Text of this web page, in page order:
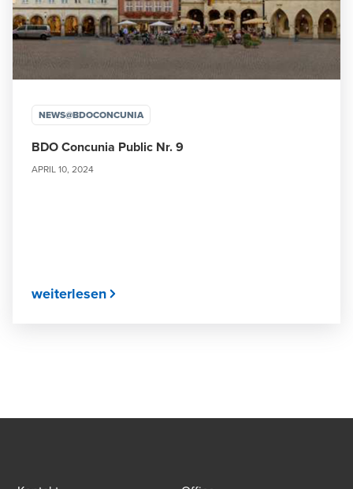
NEWS@BDOCONCUNIA
BDO Concunia Public Nr. 9
APRIL 10, 2024
weiterlesen